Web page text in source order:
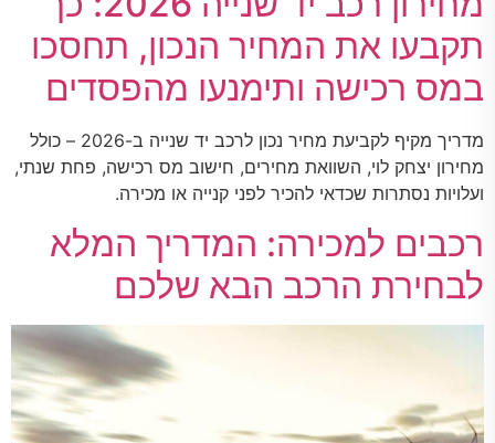
תקבעו את המחיר הנכון, תחסכו
במס רכישה ותימנעו מהפסדים
מדריך מקיף לקביעת מחיר נכון לרכב יד שנייה ב-2026 – כולל
מחירון יצחק לוי, השוואת מחירים, חישוב מס רכישה, פחת שנתי,
ועלויות נסתרות שכדאי להכיר לפני קנייה או מכירה.
רכבים למכירה: המדריך המלא
לבחירת הרכב הבא שלכם